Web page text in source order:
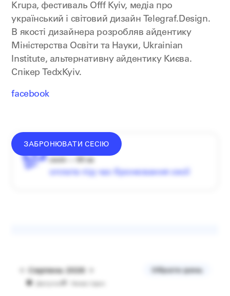
Krupa, фестиваль Offf Kyiv, медіа про
український і світовий дизайн Telegraf.Design.
В якості дизайнера розробляв айдентику
Міністерства Освіти та Науки, Ukrainian
Institute, альтернативну айдентику Києва.
Спікер TedxKyiv.
facebook
ЗАБРОНЮВАТИ СЕСІЮ
оплата під час бронювання сесії